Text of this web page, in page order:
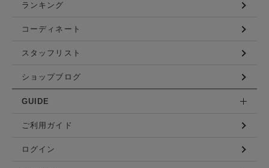
ランキング
コーディネート
スタッフリスト
ショップブログ
GUIDE
ご利用ガイド
ログイン